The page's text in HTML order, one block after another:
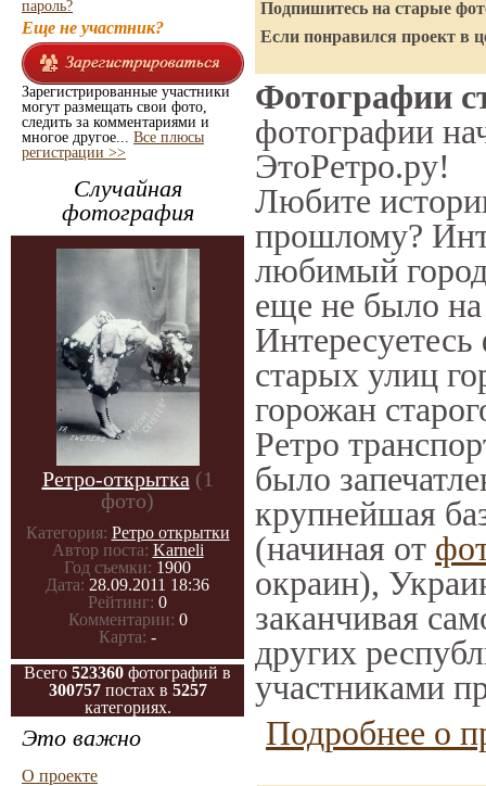
пароль?
Еще не участник?
Зарегистрированные участники
могут размещать свои фото,
следить за комментариями и
многое другое... Все плюсы
регистрации >>
Случайная
фотография
Ретро-открытка (1
фото)
Категория: Ретро открытки
Автор поста: Karneli
Год съемки: 1900
Дата: 28.09.2011 18:36
Рейтинг: 0
Комментарии: 0
Карта: -
Всего 523360 фотографий в
300757постах в 5257
категориях.
Это важно
О проекте
Подпишитесь на старые
Если понравился проект в
Фотографии
фотографии
ЭтоРетро.ру!
Любите
прошлому?
любимый
еще не было на
Интересуетесь
старых улиц
горожан
Ретро
было
крупнейшая
(начиная от
окраин),
заканчивая
других
участниками
Подробнее о